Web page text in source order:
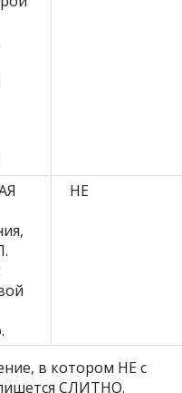
НЕ
в котором НЕ с
СЛИТНО.